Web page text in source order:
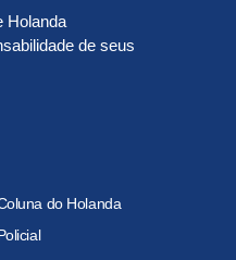
Holanda
de seus
do Holanda